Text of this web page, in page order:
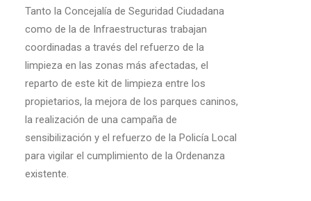
Tanto la Concejalía de Seguridad Ciudadana
como de la de Infraestructuras trabajan
coordinadas a través del refuerzo de la
limpieza en las zonas más afectadas, el
reparto de este kit de limpieza entre los
propietarios, la mejora de los parques caninos,
la realización de una campaña de
sensibilización y el refuerzo de la Policía Local
para vigilar el cumplimiento de la Ordenanza
existente.